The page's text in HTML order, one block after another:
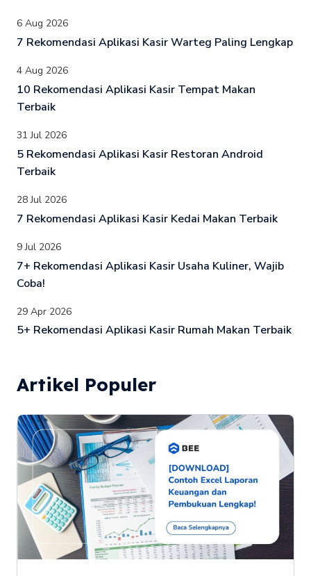
6 Aug 2026
7 Rekomendasi Aplikasi Kasir Warteg Paling Lengkap
4 Aug 2026
10 Rekomendasi Aplikasi Kasir Tempat Makan
Terbaik
31 Jul 2026
5 Rekomendasi Aplikasi Kasir Restoran Android
Terbaik
28 Jul 2026
7 Rekomendasi Aplikasi Kasir Kedai Makan Terbaik
9 Jul 2026
7+ Rekomendasi Aplikasi Kasir Usaha Kuliner, Wajib
Coba!
29 Apr 2026
5+ Rekomendasi Aplikasi Kasir Rumah Makan Terbaik
Artikel Populer